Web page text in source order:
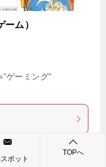
ム）
ゲーミング”
ポット
TOPへ